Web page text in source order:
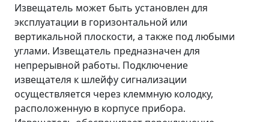
Извещатель может быть установлен для
эксплуатации в горизонтальной или
вертикальной плоскости, а также под любыми
углами. Извещатель предназначен для
непрерывной работы. Подключение
извещателя к шлейфу сигнализации
осуществляется через клеммную колодку,
расположенную в корпусе прибора.